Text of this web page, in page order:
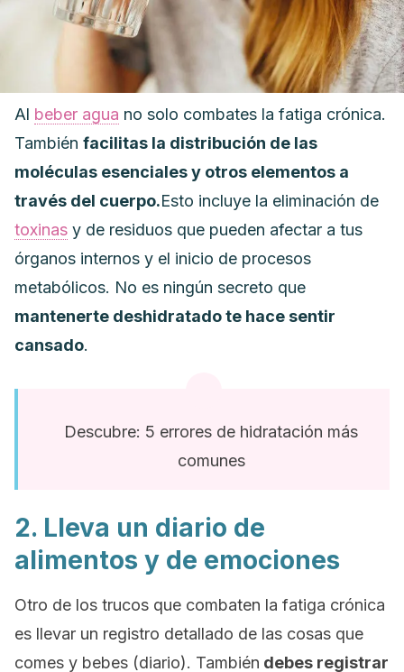
Al beber agua no solo combates la fatiga crónica.
También facilitas la distribución de las
moléculas esenciales y otros elementos a
través del cuerpo.Esto incluye la eliminación de
toxinas y de residuos que pueden afectar a tus
órganos internos y el inicio de procesos
metabólicos. No es ningún secreto que
mantenerte deshidratado te hace sentir
cansado.
Descubre: 5 errores de hidratación más
comunes
2. Lleva un diario de
alimentos y de emociones
Otro de los trucos que combaten la fatiga crónica
es llevar un registro detallado de las cosas que
comes y bebes (diario). También debes registrar